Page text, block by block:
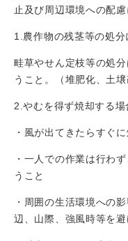
止及び周辺環境への配
1.農作物の残茎等の処分
畦草やせん定枝等の処
うこと。（堆肥化、土
2.やむを得ず焼却する
・風が出てきたらすぐ
・一人での作業は行わ
うこと
・周囲の生活環境への
辺、山際、強風時等を避